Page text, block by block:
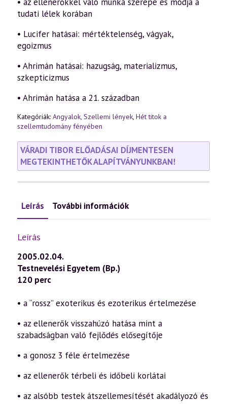
tudati lélek korában
• Lucifer hatásai: mértéktelenség, vágyak,
egoizmus
• Ahrimán hatásai: hazugság, materializmus,
szkepticizmus
• Ahrimán hatása a 21. században
Kategóriák: Angyalok, Szellemi lények, Hét titok a
szellemtudomány fényében
VÁRADI TIBOR ELŐADÁSAI DÍJMENTESEN
MEGTEKINTHETŐK ALAPÍTVÁNYUNKBAN!
Leírás További információk
Leírás
2005.02.04.
Testnevelési Egyetem (Bp.)
120 perc
• a “rossz” exoterikus és ezoterikus értelmezése
• az ellenerők visszahúzó hatása mint a
szabadságban való fejlődés elősegítője
• a gonosz 3 féle értelmezése
• az ellenerők térbeli és időbeli korlátai
• az alsóbb testek átszellemesítését akadályozó és